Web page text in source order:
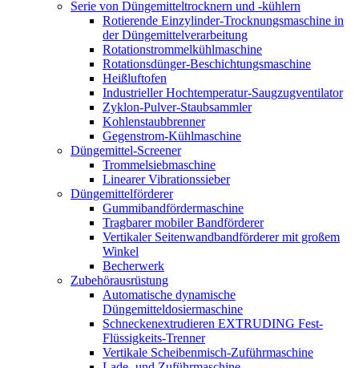
Serie von Düngemitteltrocknern und -kühlern
Rotierende Einzylinder-Trocknungsmaschine in
der Düngemittelverarbeitung
Rotationstrommelkühlmaschine
Rotationsdünger-Beschichtungsmaschine
Heißluftofen
Industrieller Hochtemperatur-Saugzugventilator
Zyklon-Pulver-Staubsammler
Kohlenstaubbrenner
Gegenstrom-Kühlmaschine
Düngemittel-Screener
Trommelsiebmaschine
Linearer Vibrationssieber
Düngemittelförderer
Gummibandfördermaschine
Tragbarer mobiler Bandförderer
Vertikaler Seitenwandbandförderer mit großem
Winkel
Becherwerk
Zubehörausrüstung
Automatische dynamische
Düngemitteldosiermaschine
Schneckenextrudieren EXTRUDING Fest-
Flüssigkeits-Trenner
Vertikale Scheibenmisch-Zuführmaschine